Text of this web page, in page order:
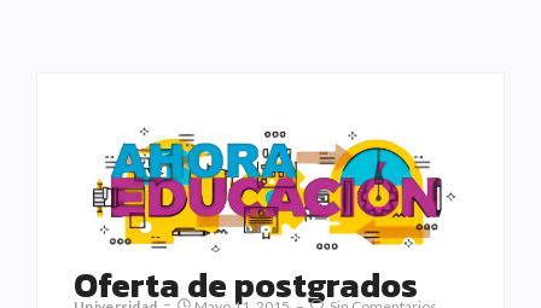
Oferta de postgrados